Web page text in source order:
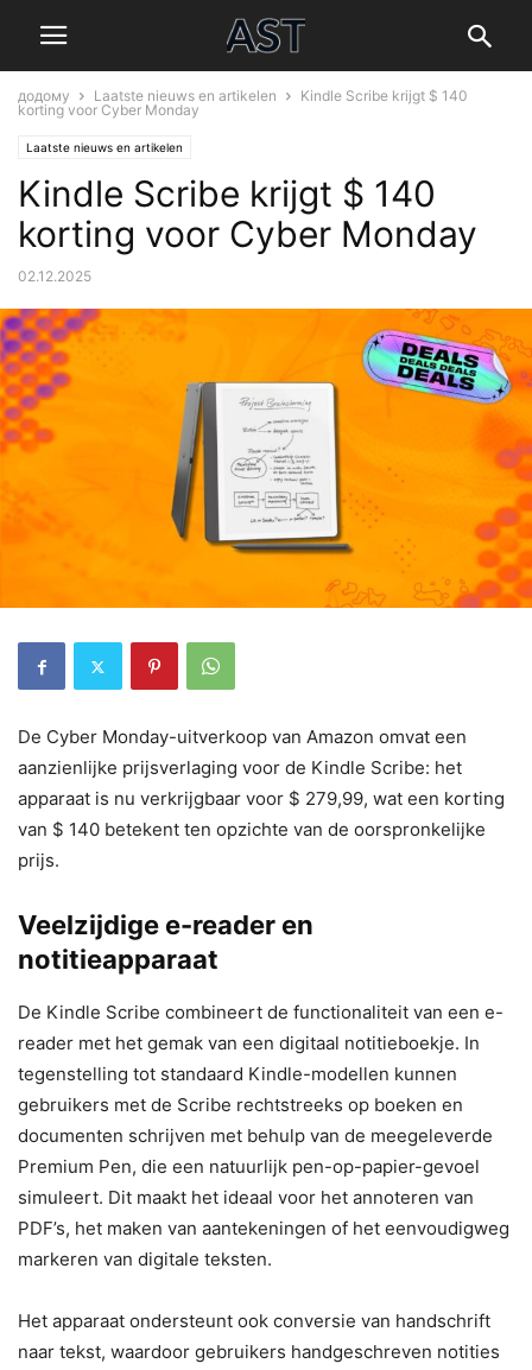
додому Laatste nieuws en artikelen
Kindle Scribe krijgt $ 140
korting voor Cyber Monday
Laatste nieuws en artikelen
Kindle Scribe krijgt $ 140
korting voor Cyber Monday
02.12.2025
De Cyber Monday-uitverkoop van Amazon omvat een
aanzienlijke prijsverlaging voor de Kindle Scribe: het
apparaat is nu verkrijgbaar voor $ 279,99, wat een korting
van $ 140 betekent ten opzichte van de oorspronkelijke
prijs.
Veelzijdige e-reader en
notitieapparaat
De Kindle Scribe combineert de functionaliteit van een e-
reader met het gemak van een digitaal notitieboekje. In
tegenstelling tot standaard Kindle-modellen kunnen
gebruikers met de Scribe rechtstreeks op boeken en
documenten schrijven met behulp van de meegeleverde
Premium Pen, die een natuurlijk pen-op-papier-gevoel
simuleert. Dit maakt het ideaal voor het annoteren van
PDF’s, het maken van aantekeningen of het eenvoudigweg
markeren van digitale teksten.
Het apparaat ondersteunt ook conversie van handschrift
naar tekst, waardoor gebruikers handgeschreven notities